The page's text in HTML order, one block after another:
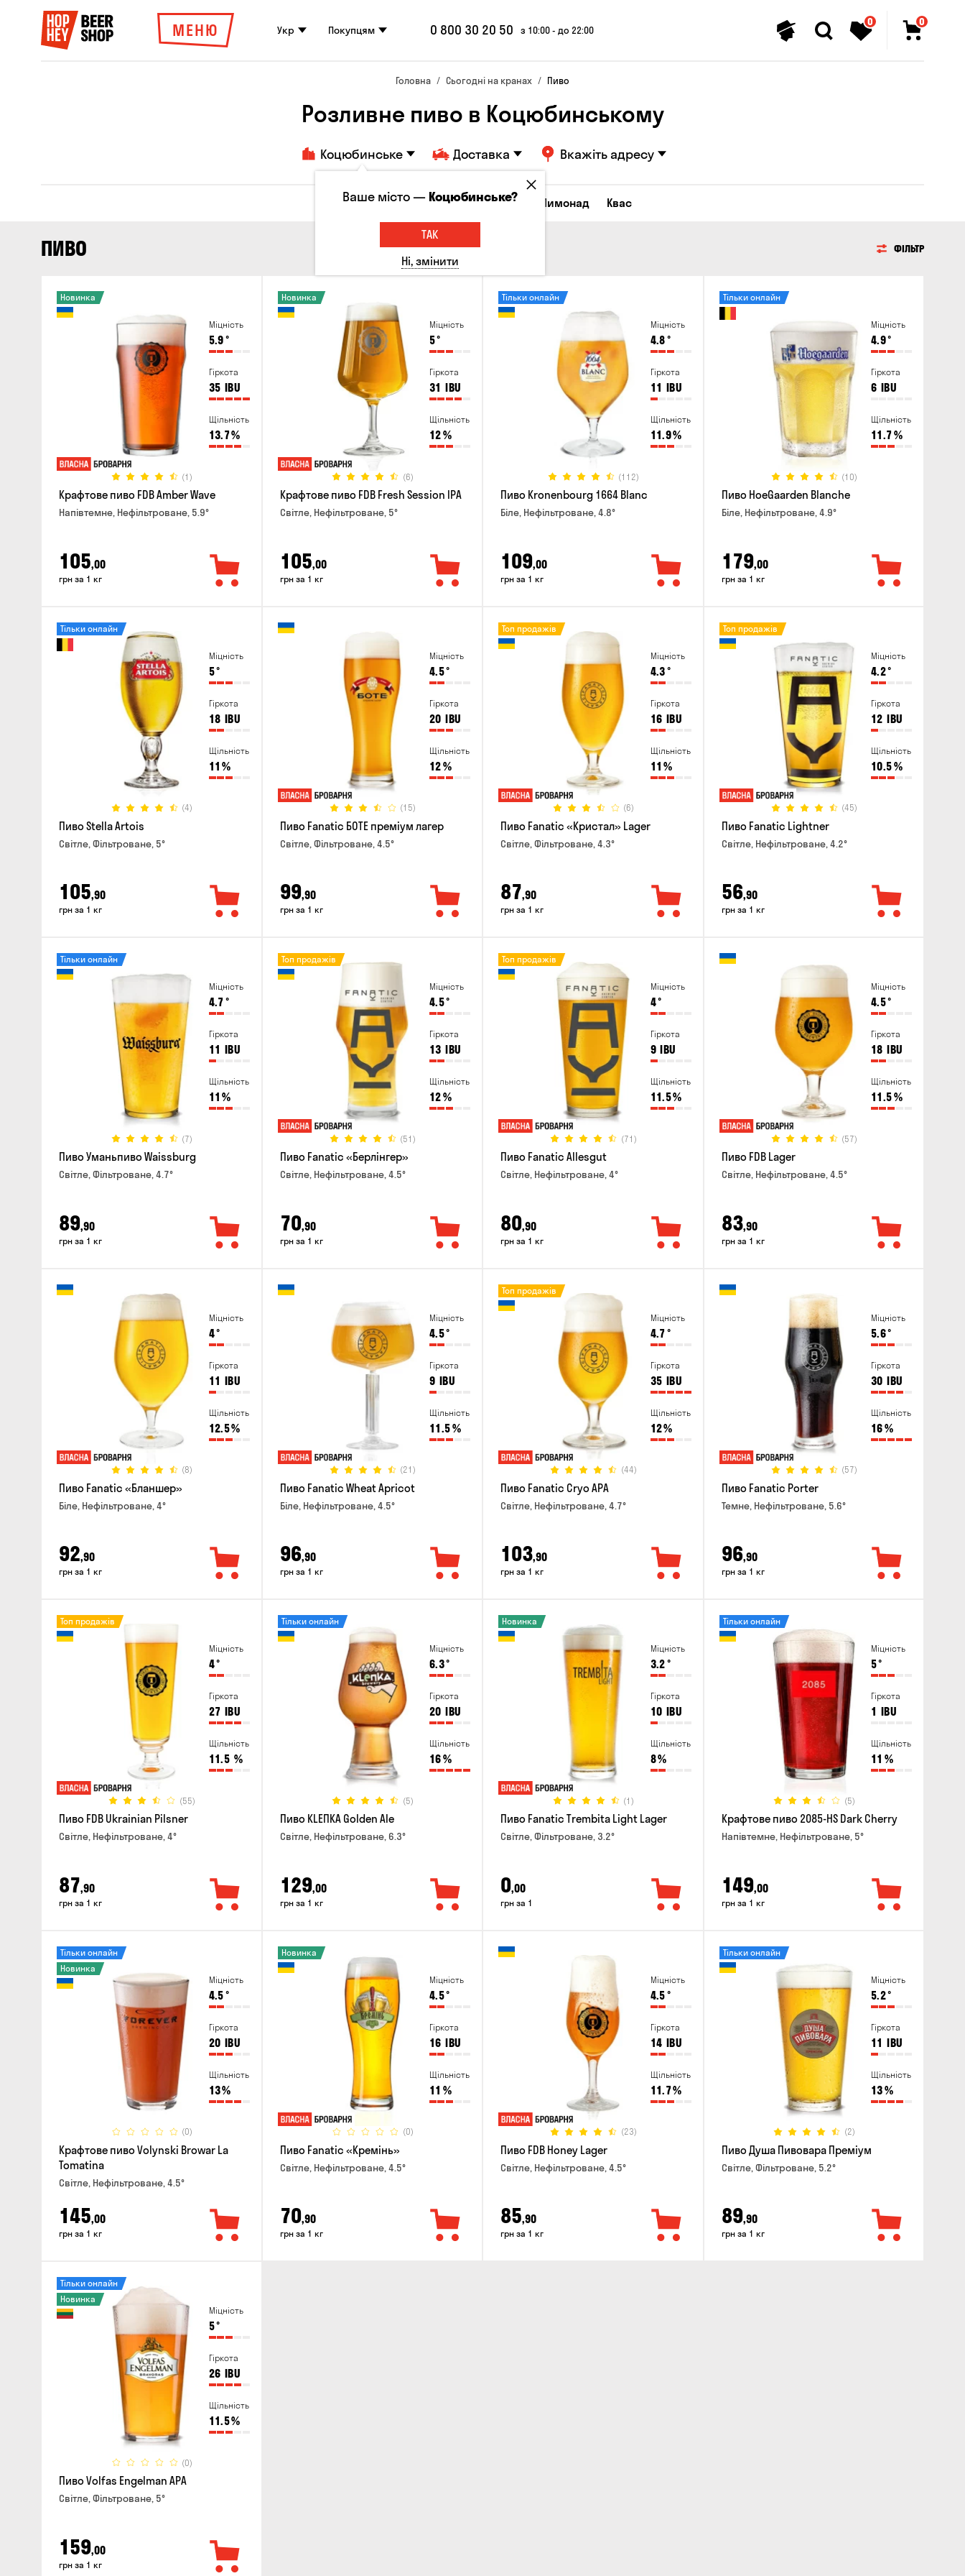
МЕНЮ Укр Покупцям 0 800 30 20 50 з 10:00 - до 22:00
0 0
Головна Сьогодні на кранах Пиво
Розливне пиво в Коцюбинському
Коцюбинське Доставка Вкажіть адресу
Всі товари Пиво Сидр Вино Лимонад Квас
ПИВО ФІЛЬТР
Міцність
5.9°
Гіркота
35 IBU
Щільність
13.7%
(1)
Новинка
Крафтове пиво FDB Amber Wave
Напівтемне, Нефільтроване, 5.9°
105,00
грн за 1 кг
Міцність
5°
Гіркота
31 IBU
Щільність
12%
(6)
Новинка
Крафтове пиво FDB Fresh Session IPA
Світле, Нефільтроване, 5°
105,00
грн за 1 кг
Міцність
4.8°
Гіркота
11 IBU
Щільність
11.9%
(112)
Тільки онлайн
Пиво Kronenbourg 1664 Blanc
Біле, Нефільтроване, 4.8°
109,00
грн за 1 кг
Міцність
4.9°
Гіркота
6 IBU
Щільність
11.7%
(10)
Тільки онлайн
Пиво HoeGaarden Blanche
Біле, Нефільтроване, 4.9°
179,00
грн за 1 кг
Міцність
5°
Гіркота
18 IBU
Щільність
11 %
(4)
Тільки онлайн
Пиво Stella Artois
Світле, Фільтроване, 5°
105,90
грн за 1 кг
Міцність
4.5°
Гіркота
20 IBU
Щільність
12%
(15)
Пиво Fanatic БОТЕ преміум лагер
Світле, Фільтроване, 4.5°
99,90
грн за 1 кг
Міцність
4.3°
Гіркота
16 IBU
Щільність
11 %
(6)
Топ продажів
Пиво Fanatic «Кристал» Lager
Світле, Фільтроване, 4.3°
87,90
грн за 1 кг
Міцність
4.2°
Гіркота
12 IBU
Щільність
10.5%
(45)
Топ продажів
Пиво Fanatic Lightner
Світле, Нефільтроване, 4.2°
56,90
грн за 1 кг
Міцність
4.7°
Гіркота
11 IBU
Щільність
11 %
(7)
Тільки онлайн
Пиво Уманьпиво Waissburg
Світле, Фільтроване, 4.7°
89,90
грн за 1 кг
Міцність
4.5°
Гіркота
13 IBU
Щільність
12%
(51)
Топ продажів
Пиво Fanatic «Берлінгер»
Світле, Нефільтроване, 4.5°
70,90
грн за 1 кг
Міцність
4°
Гіркота
9 IBU
Щільність
11.5%
(71)
Топ продажів
Пиво Fanatic Allesgut
Світле, Нефільтроване, 4°
80,90
грн за 1 кг
Міцність
4.5°
Гіркота
18 IBU
Щільність
11.5%
(57)
Пиво FDB Lager
Світле, Нефільтроване, 4.5°
83,90
грн за 1 кг
Міцність
4°
Гіркота
11 IBU
Щільність
12.5%
(8)
Пиво Fanatic «Бланшер»
Біле, Нефільтроване, 4°
92,90
грн за 1 кг
Міцність
4.5°
Гіркота
9 IBU
Щільність
11.5%
(21)
Пиво Fanatic Wheat Apricot
Біле, Нефільтроване, 4.5°
96,90
грн за 1 кг
Міцність
4.7°
Гіркота
35 IBU
Щільність
12%
(44)
Топ продажів
Пиво Fanatic Cryo APA
Світле, Нефільтроване, 4.7°
103,90
грн за 1 кг
Міцність
5.6°
Гіркота
30 IBU
Щільність
16%
(57)
Пиво Fanatic Porter
Темне, Нефільтроване, 5.6°
96,90
грн за 1 кг
Міцність
4°
Гіркота
27 IBU
Щільність
11.5 %
(55)
Топ продажів
Пиво FDB Ukrainian Pilsner
Світле, Нефільтроване, 4°
87,90
грн за 1 кг
Міцність
6.3°
Гіркота
20 IBU
Щільність
16%
(5)
Тільки онлайн
Пиво KLEПКА Golden Ale
Світле, Нефільтроване, 6.3°
129,00
грн за 1 кг
Міцність
3.2°
Гіркота
10 IBU
Щільність
8%
(1)
Новинка
Пиво Fanatic Trembita Light Lager
Світле, Фільтроване, 3.2°
0,00
грн за 1
Міцність
5°
Гіркота
1 IBU
Щільність
11 %
(5)
Тільки онлайн
Крафтове пиво 2085-HS Dark Cherry
Напівтемне, Нефільтроване, 5°
149,00
грн за 1 кг
Міцність
4.5°
Гіркота
20 IBU
Щільність
13%
(0)
Тільки онлайн
Новинка
Крафтове пиво Volynski Browar La
Tomatina
Світле, Нефільтроване, 4.5°
145,00
грн за 1 кг
Міцність
4.5°
Гіркота
16 IBU
Щільність
11 %
(0)
Новинка
Пиво Fanatic «Кремінь»
Світле, Нефільтроване, 4.5°
70,90
грн за 1 кг
Міцність
4.5°
Гіркота
14 IBU
Щільність
11.7%
(23)
Пиво FDB Honey Lager
Світле, Нефільтроване, 4.5°
85,90
грн за 1 кг
Міцність
5.2°
Гіркота
11 IBU
Щільність
13%
(2)
Тільки онлайн
Пиво Душа Пивовара Преміум
Світле, Фільтроване, 5.2°
89,90
грн за 1 кг
Міцність
5°
Гіркота
26 IBU
Щільність
11.5%
(0)
Тільки онлайн
Новинка
Пиво Volfas Engelman APA
Світле, Фільтроване, 5°
159,00
грн за 1 кг
Ваше місто —Коцюбинське?
ТАК
Ні, змінити